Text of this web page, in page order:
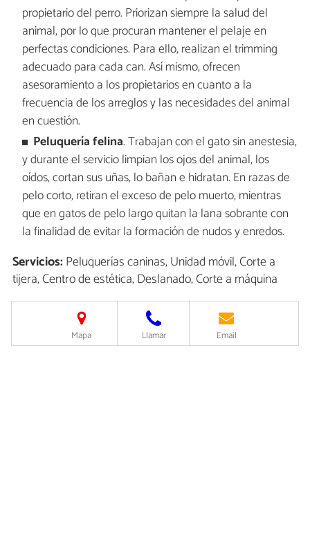
propietario del perro. Priorizan siempre la salud del
animal, por lo que procuran mantener el pelaje en
perfectas condiciones. Para ello, realizan el trimming
adecuado para cada can. Así mismo, ofrecen
asesoramiento a los propietarios en cuanto a la
frecuencia de los arreglos y las necesidades del animal
en cuestión.
Peluquería felina. Trabajan con el gato sin anestesia,
y durante el servicio limpian los ojos del animal, los
oídos, cortan sus uñas, lo bañan e hidratan. En razas de
pelo corto, retiran el exceso de pelo muerto, mientras
que en gatos de pelo largo quitan la lana sobrante con
la finalidad de evitar la formación de nudos y enredos.
Servicios:Peluquerías caninas, Unidad móvil, Corte a
tijera, Centro de estética, Deslanado, Corte a máquina
Mapa Llamar Email